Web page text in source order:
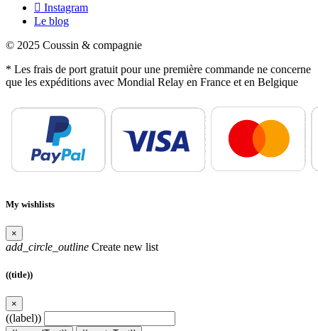
Instagram
Le blog
© 2025 Coussin & compagnie
* Les frais de port gratuit pour une première commande ne concerne
que les expéditions avec Mondial Relay en France et en Belgique
My wishlists
×
add_circle_outline Create new list
((title))
×
((label))